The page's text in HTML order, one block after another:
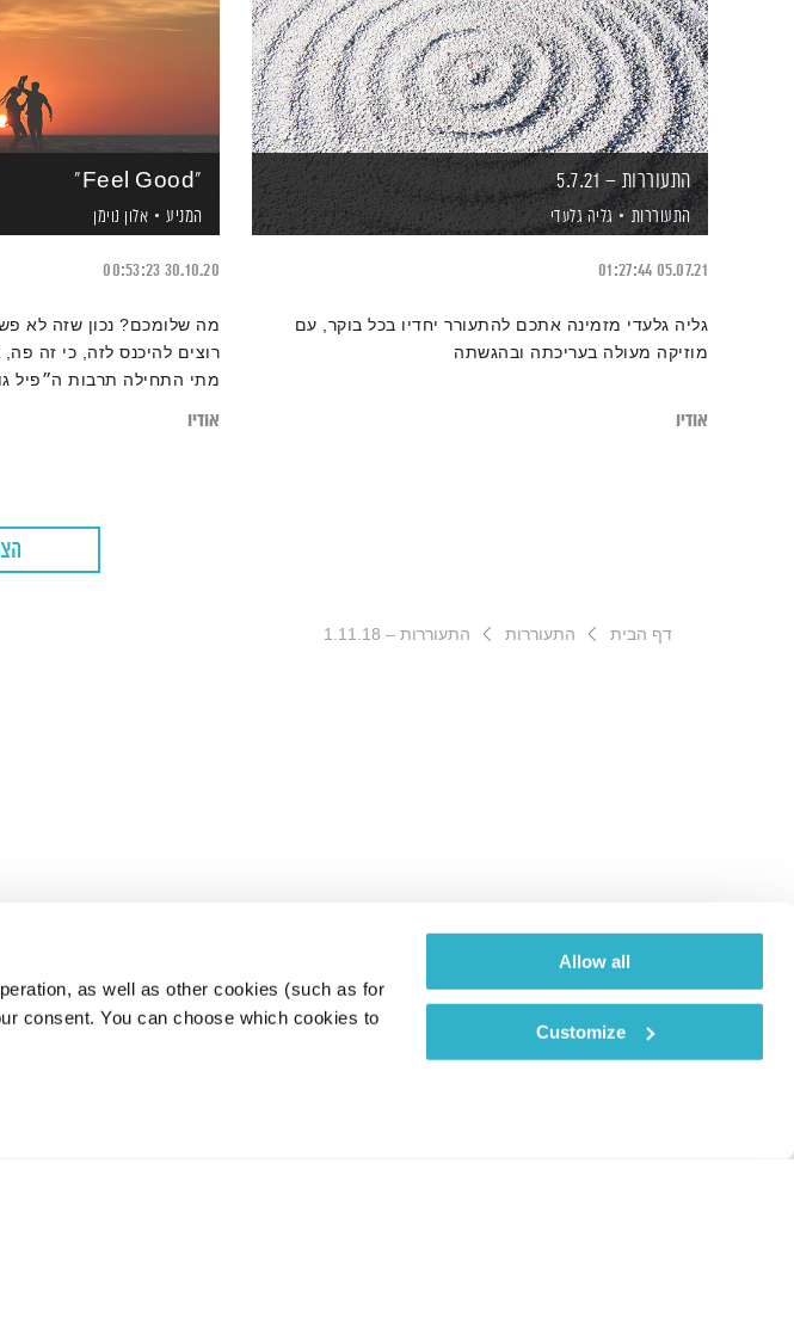
as well as other cookies (such as for
consent. You can choose which cookies to
Allow all
Customize
התעוררות – 5.7.21
התעוררות גליה גלעדי
05.07.21
01:27:44
גליה גלעדי מזמינה אתכם להתעורר יחדיו בכל בוקר, עם
מוזיקה מעולה בעריכתה ובהגשתה
אודיו
"Feel Good"
המניע אלון נוימן
30.10.20
00:53:23
מה שלומכם? נכון שזה לא
רוצים להיכנס לזה, כי זה
מתי התחילה תרבות ה״פיל
אודיו
דף הבית התעוררות התעוררות – 1.11.18